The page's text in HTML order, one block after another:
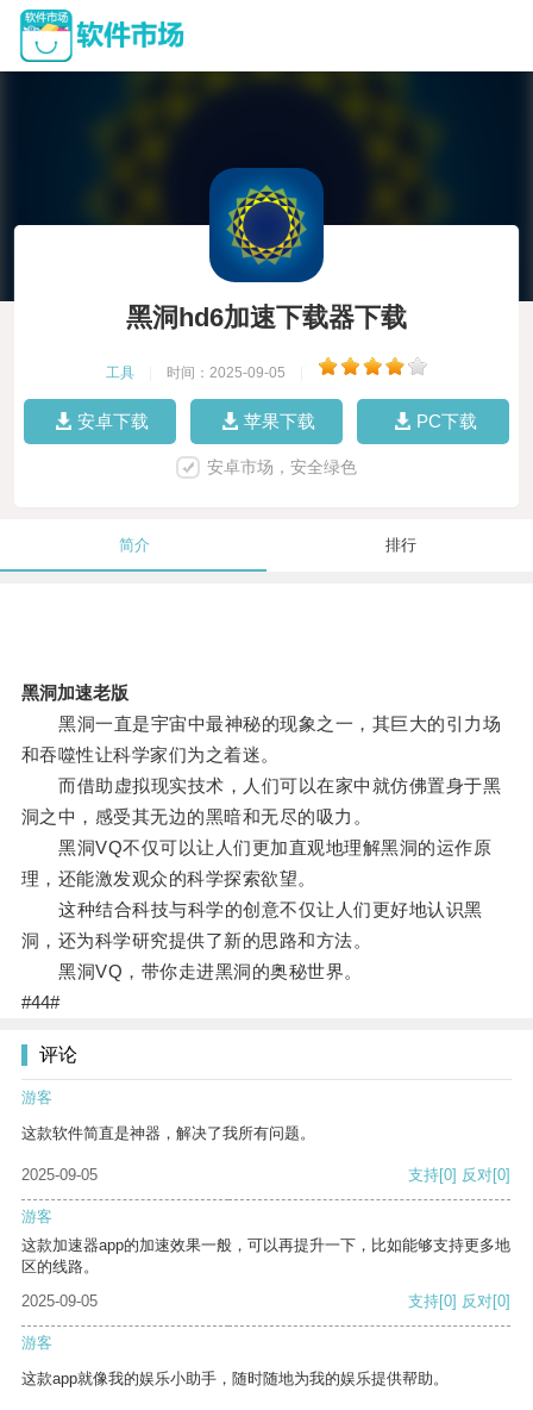
黑洞hd6加速下载器下载
工具 时间：2025-09-05
安卓下载 苹果下载 PC下载
安卓市场，安全绿色
简介 排行
黑洞加速老版
黑洞一直是宇宙中最神秘的现象之一，其巨大的引力场
和吞噬性让科学家们为之着迷。
而借助虚拟现实技术，人们可以在家中就仿佛置身于黑
洞之中，感受其无边的黑暗和无尽的吸力。
黑洞VQ不仅可以让人们更加直观地理解黑洞的运作原
理，还能激发观众的科学探索欲望。
这种结合科技与科学的创意不仅让人们更好地认识黑
洞，还为科学研究提供了新的思路和方法。
黑洞VQ，带你走进黑洞的奥秘世界。
#44#
评论
游客
这款软件简直是神器，解决了我所有问题。
2025-09-05 支持[0] 反对[0]
游客
这款加速器app的加速效果一般，可以再提升一下，比如能够支持更多地
区的线路。
2025-09-05
支持[0] 反对[0]
游客
这款app就像我的娱乐小助手，随时随地为我的娱乐提供帮助。